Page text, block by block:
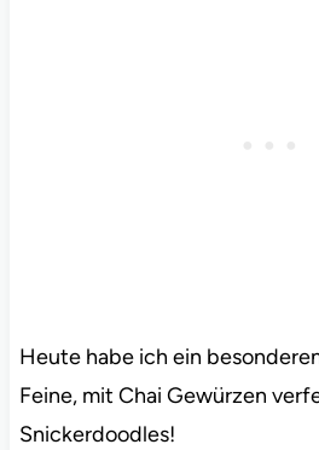
Heute habe ich ein
Feine, mit Chai Gewürzen
Snickerdoodles!